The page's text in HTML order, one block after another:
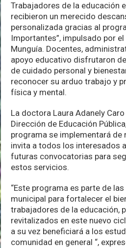
de
de
la
Trabajadores de la educación
recibieron un merecido
personalizada gracias al
Importantes”, impulsado por
Munguía. Docentes,
apoyo educativo disfrutaron
de cuidado personal y
reconocer su arduo trabajo y
física y mental.
La doctora Laura Adanely
Dirección de Educación
programa se implementará de
invita a todos los interesados
futuras convocatorias para
estos servicios.
“Este programa es parte de
municipal para fortalecer el
trabajadores de la educación,
revitalizados en este nuevo
a su vez beneficiará a los
comunidad en general “,